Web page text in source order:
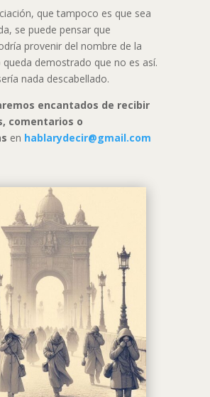
que tampoco es que sea
se puede pensar que
provenir del nombre de la
queda demostrado que no es así.
nada descabellado.
encantados de recibir
comentarios o
en hablarydecir@gmail.com